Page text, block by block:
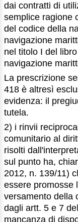
dai contratti di
semplice ragione
del codice della
navigazione
nel titolo I del
navigazione
La prescrizione
418 è altresì
evidenza: il
tutela.
2) i rinvii
comunitario al
risolti
sul punto ha,
2012, n. 139/11)
essere promosse
versamento della
dagli artt. 5 e 7
mancanza di